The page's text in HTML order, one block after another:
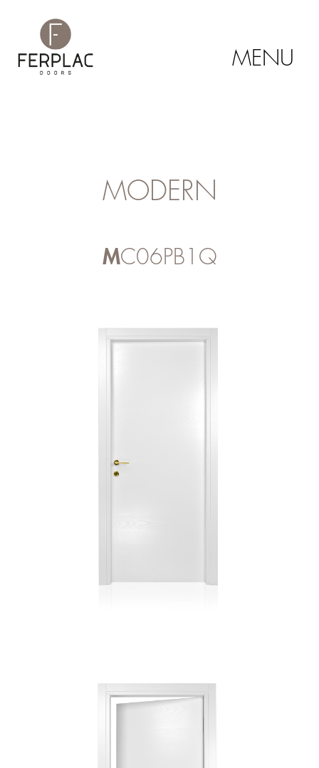
MENU
MODERN
MC06PB1Q